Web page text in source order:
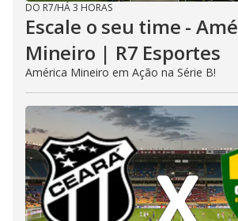
DO R7/HÁ 3 HORAS
Escale o seu time -
Mineiro | R7 Esportes
América Mineiro em Ação na Série B!